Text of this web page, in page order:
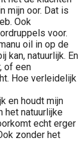
mijn oor. Dat is
Ook
voor.
oil in op de
kan, natuurlijk. En
of een
Hoe verleidelijk
en houdt mijn
het natuurlijke
echt erger
zonder het